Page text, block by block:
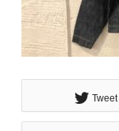
Tweet